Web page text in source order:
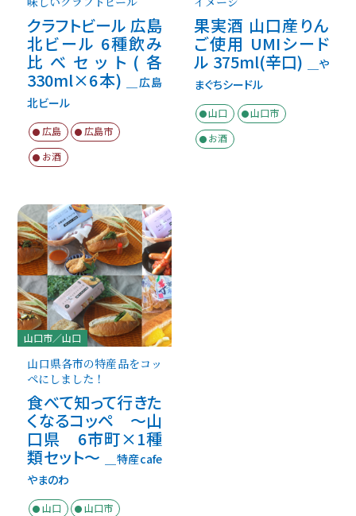
クラフトビール 広島
北ビール 6種飲み
比べセット(各
330ml×6本)
＿広島
北ビール
広島
広島市
お酒
果実酒 山口産りん
ご使用 UMIシード
ル 375ml(辛口)
＿や
まぐちシードル
山口
山口市
お酒
山口市／山口
山口県各市の特産品をコッ
ペにしました！
食べて知って行きた
くなるコッペ ～山
口県 6市町×1種
類セット～
＿特産cafe
やまのわ
山口
山口市